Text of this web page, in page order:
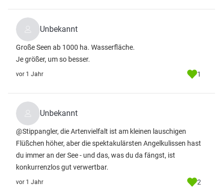
Unbekannt
Große Seen ab 1000 ha. Wasserfläche.
Je größer, um so besser.
vor 1 Jahr 1
Unbekannt
@Stippangler, die Artenvielfalt ist am kleinen lauschigen
Flüßchen höher, aber die spektakulärsten Angelkulissen hast
du immer an der See - und das, was du da fängst, ist
konkurrenzlos gut verwertbar.
vor 1 Jahr 2